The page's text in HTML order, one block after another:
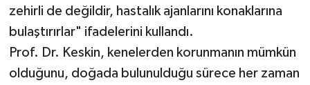
zehirli de değildir, hastalık ajanlarını konaklarına
bulaştırırlar" ifadelerini kullandı.
Prof. Dr. Keskin, kenelerden korunmanın mümkün
olduğunu, doğada bulunulduğu sürece her zaman